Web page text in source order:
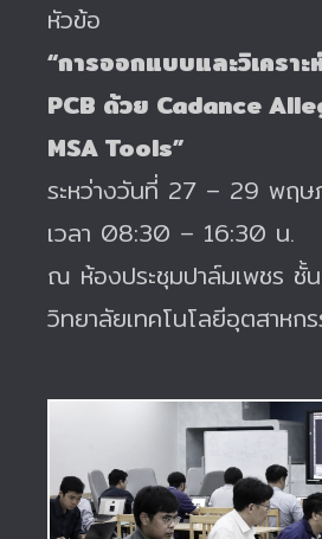
หัวข้อ
“การออกแบบและวิเครา
PCB ด้วย Cadance
MSA Tools”
ระหว่างวันที่ 27 – 29 พฤ
เวลา 08:30 – 16:30 น.
ณ ห้องประชุมปาล์มเพชร ชั้
วิทยาลัยเทคโนโลยีอุตสาหก